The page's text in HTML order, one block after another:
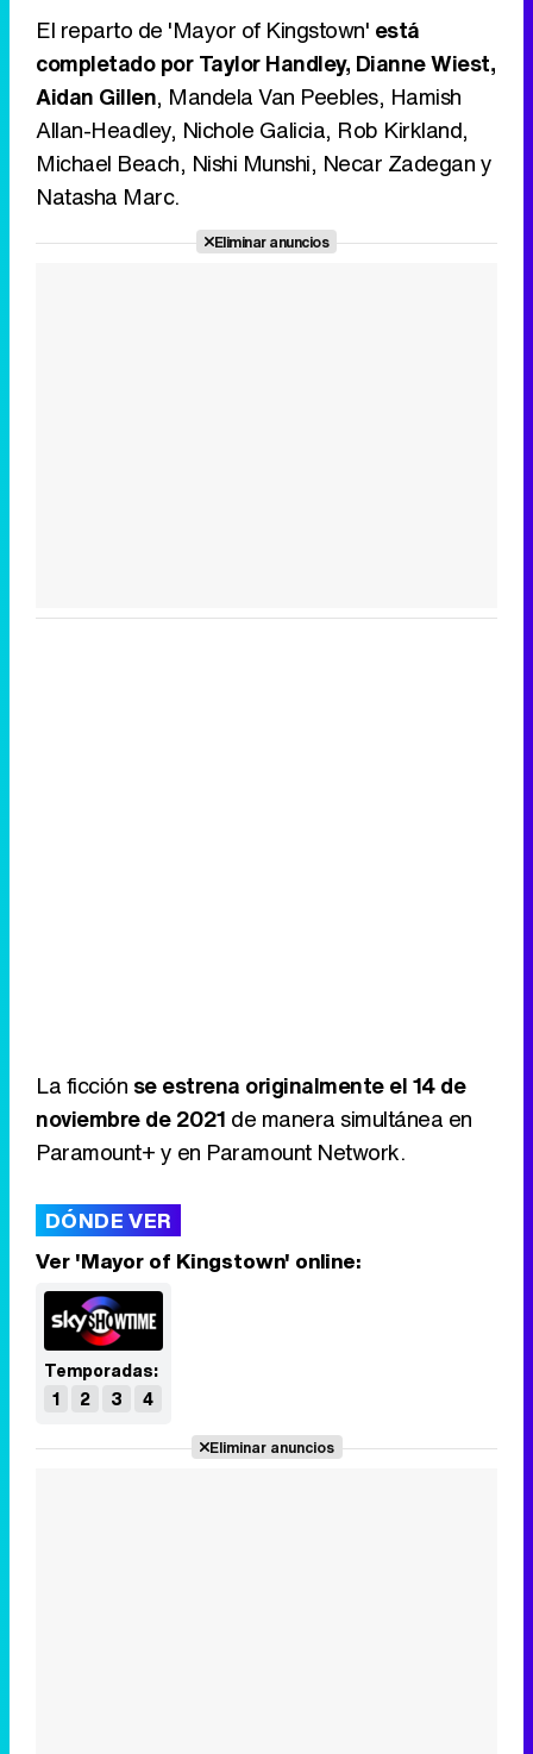
El reparto de 'Mayor of Kingstown' está
completado por Taylor Handley, Dianne Wiest,
Aidan Gillen, Mandela Van Peebles, Hamish
Allan-Headley, Nichole Galicia, Rob Kirkland,
Michael Beach, Nishi Munshi, Necar Zadegan y
Natasha Marc.
Eliminar anuncios
La ficción se estrena originalmente el 14 de
noviembre de 2021 de manera simultánea en
Paramount+ y en Paramount Network.
DÓNDE VER
Ver 'Mayor of Kingstown' online:
Temporadas:
1
2 3 4
Eliminar anuncios